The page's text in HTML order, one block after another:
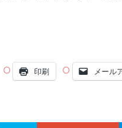
印刷 メール